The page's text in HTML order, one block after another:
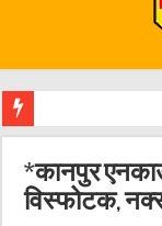
*कानपुर
विस्फोटक,